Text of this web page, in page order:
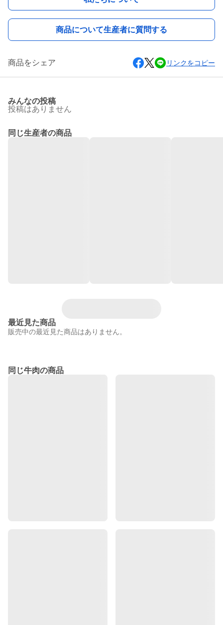
商品について生産者に質問する
商品をシェア リンクをコピー
みんなの投稿
投稿はありません
同じ生産者の商品
最近見た商品
販売中の最近見た商品はありません。
同じ牛肉の商品